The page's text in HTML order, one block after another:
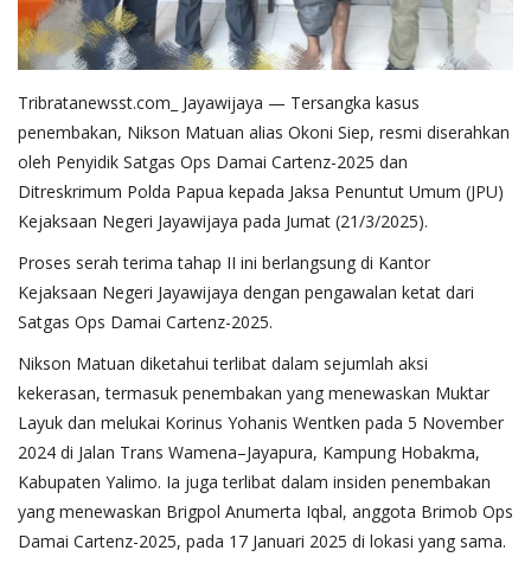
Tribratanewsst.com_ Jayawijaya — Tersangka kasus
penembakan, Nikson Matuan alias Okoni Siep, resmi diserahkan
oleh Penyidik Satgas Ops Damai Cartenz-2025 dan
Ditreskrimum Polda Papua kepada Jaksa Penuntut Umum (JPU)
Kejaksaan Negeri Jayawijaya pada Jumat (21/3/2025).
Proses serah terima tahap II ini berlangsung di Kantor
Kejaksaan Negeri Jayawijaya dengan pengawalan ketat dari
Satgas Ops Damai Cartenz-2025.
Nikson Matuan diketahui terlibat dalam sejumlah aksi
kekerasan, termasuk penembakan yang menewaskan Muktar
Layuk dan melukai Korinus Yohanis Wentken pada 5 November
2024 di Jalan Trans Wamena–Jayapura, Kampung Hobakma,
Kabupaten Yalimo. Ia juga terlibat dalam insiden penembakan
yang menewaskan Brigpol Anumerta Iqbal, anggota Brimob Ops
Damai Cartenz-2025, pada 17 Januari 2025 di lokasi yang sama.